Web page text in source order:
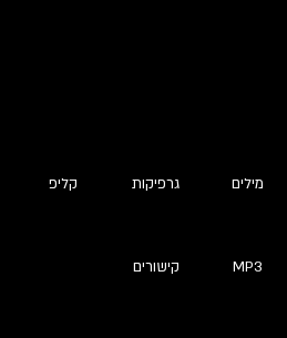
קליפ גרפיקות מילים
קישורים MP3